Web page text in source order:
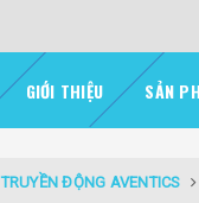
GIỚI THIỆU SẢN
ĐỘNG AVENTICS